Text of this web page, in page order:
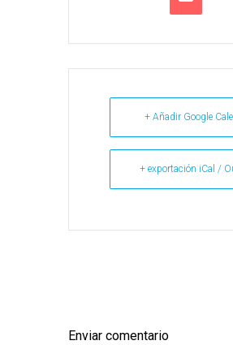
+ Añadir Google
+ exportación iCal /
Enviar comentario